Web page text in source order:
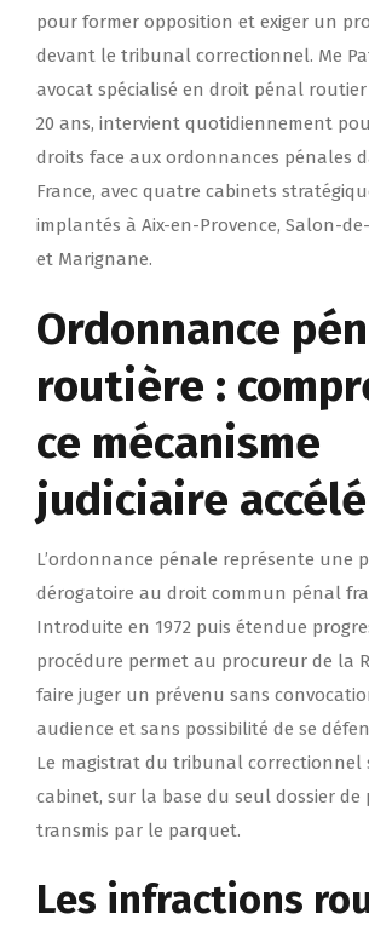
pour former opposition et exiger un
devant le tribunal correctionnel. Me
avocat spécialisé en droit pénal
20 ans, intervient quotidiennement
droits face aux ordonnances pénales
France, avec quatre cabinets
implantés à Aix-en-Provence, Salon-
et Marignane.
Ordonnance
routière :
ce mécanisme
judiciaire
L’ordonnance pénale représente une
dérogatoire au droit commun pénal
Introduite en 1972 puis étendue
procédure permet au procureur de la
faire juger un prévenu sans
audience et sans possibilité de se
Le magistrat du tribunal correctionnel
cabinet, sur la base du seul dossier de
transmis par le parquet.
Les infractions